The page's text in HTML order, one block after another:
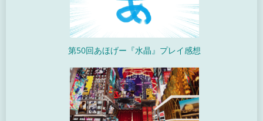
第50回あほげー『水晶』プレイ感想